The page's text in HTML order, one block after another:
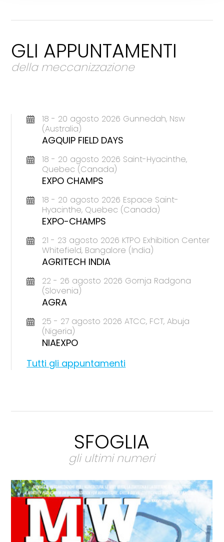
GLI APPUNTAMENTI
della meccanizzazione
18 - 20 agosto 2026 Gunnedah, Nsw
(Australia)
AGQUIP FIELD DAYS
18 - 20 agosto 2026 Saint-Hyacinthe,
Quebec (Canada)
EXPO CHAMPS
18 - 20 agosto 2026 Espace Saint-
Hyacinthe, Quebec (Canada)
EXPO-CHAMPS
21 - 23 agosto 2026 KTPO Exhibition Center
Whitefield, Bangalore (India)
AGRITECH INDIA
22 - 26 agosto 2026 Gornja Radgona
(Slovenia)
AGRA
25 - 27 agosto 2026 ATCC, FCT, Abuja
(Nigeria)
NIAEXPO
Tutti gli appuntamenti
SFOGLIA
gli ultimi numeri